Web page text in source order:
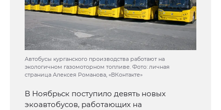
Автобусы курганского производства работают на
экологичном газомоторном топливе. Фото: личная
страница Алексея Романова, «ВКонтакте»
В Ноябрьск поступило девять новых
экоавтобусов, работающих на